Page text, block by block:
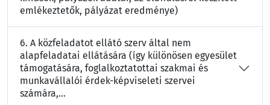
emlékeztetők, pályázat eredménye)
6. A közfeladatot ellátó szerv által nem
alapfeladatai ellátására (így különösen egyesület
támogatására, foglalkoztatottai szakmai és
munkavállalói érdek-képviseleti szervei
számára,...